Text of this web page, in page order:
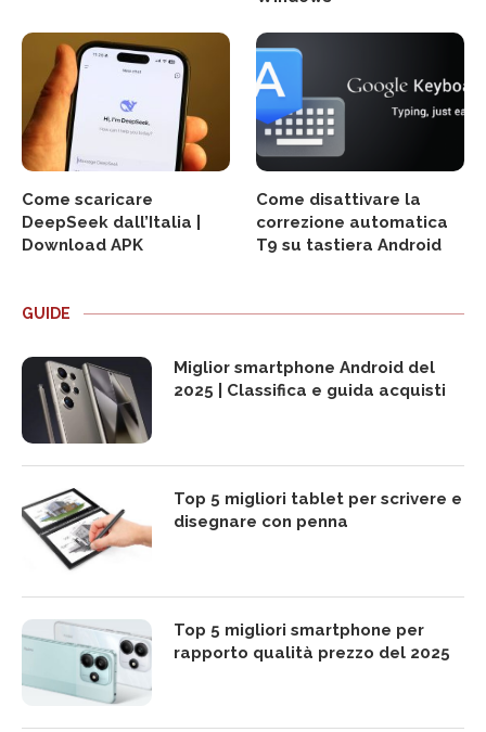
Come scaricare
DeepSeek dall’Italia |
Download APK
Come disattivare la
correzione automatica
T9 su tastiera Android
GUIDE
Miglior smartphone Android del
2025 | Classifica e guida acquisti
Top 5 migliori tablet per scrivere e
disegnare con penna
Top 5 migliori smartphone per
rapporto qualità prezzo del 2025